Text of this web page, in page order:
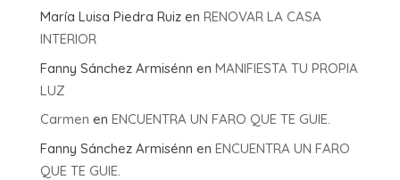
María Luisa Piedra Ruizen RENOVAR LA CASA
INTERIOR
Fanny Sánchez Armisénn en MANIFIESTA TU PROPIA
LUZ
Carmen en ENCUENTRA UN FARO QUE TE GUIE.
Fanny Sánchez Armisénn en ENCUENTRA UN FARO
QUE TE GUIE.